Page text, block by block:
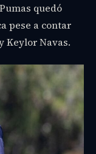
quedó
pese a contar
Keylor Navas.